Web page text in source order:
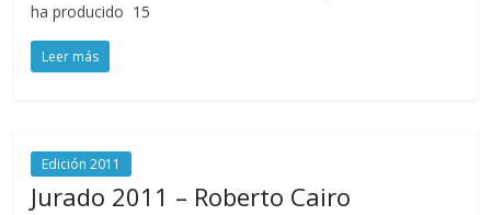
ha producido 15
Leer más
Edición 2011
Jurado 2011 – Roberto Cairo